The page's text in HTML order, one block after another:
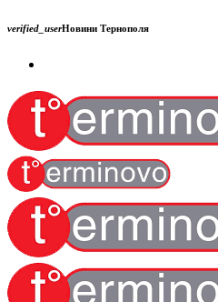
verified_userНовини Тернополя